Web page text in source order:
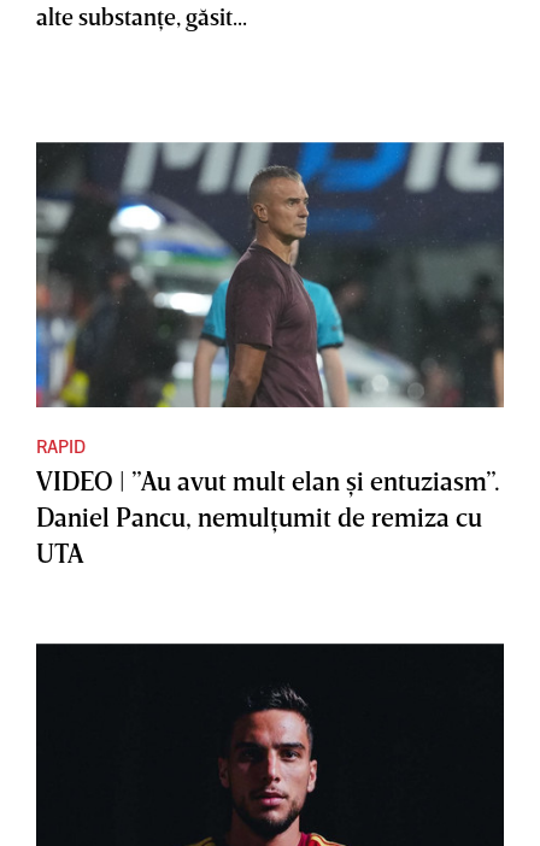
alte substanţe, găsit...
RAPID
VIDEO | ”Au avut mult elan şi entuziasm”.
Daniel Pancu, nemulţumit de remiza cu
UTA